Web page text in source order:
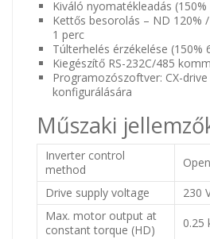
Kiváló nyomatékleadás (150%
Kettős besorolás – ND 120%
1 perc
Túlterhelés érzékelése (150%
Kiegészítő RS-232C/485
Programozószoftver: CX-
konfigurálására
Műszaki
Inverter control
method
Drive supply voltage
230
Max. motor output at
constant torque (HD)
0.25